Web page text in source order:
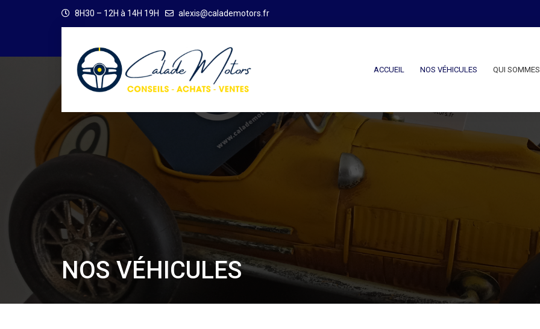
8H30 – 12H à 14H 19H alexis@calademotors.fr
ACCUEIL NOS VÉHICULES QUI
NOS VÉHICULES